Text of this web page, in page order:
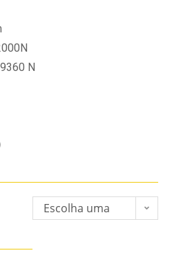
9360 N
Escolha uma